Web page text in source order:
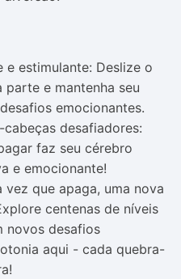
e estimulante: Deslize o
e mantenha seu
emocionantes.
desafiadores:
faz seu cérebro
e emocionante!
vez que apaga, uma nova
centenas de níveis
novos desafios
aqui - cada quebra-